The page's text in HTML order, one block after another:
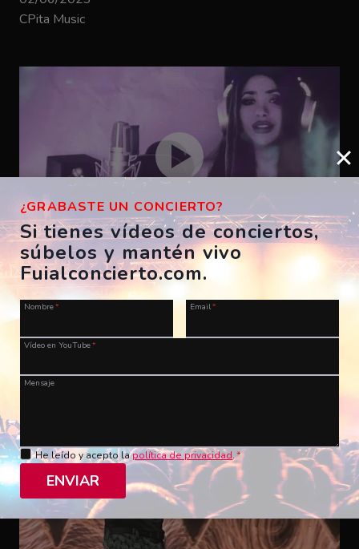
CPita Music
Bizarrap – SHAKIRA BZRP #53
ES, A Coruña, Morriña Festival
28/07/2023
CPita Music
¿GRABASTE UN CONCIERTO?
Si tienes vídeos de conciertos,
súbelos y mantén vivo
Fuialconcierto.com.
Nombre* Email*
Vídeo en YouTube*
Mensaje
He leído y acepto lapolítica de privacidad.*
ENVIAR